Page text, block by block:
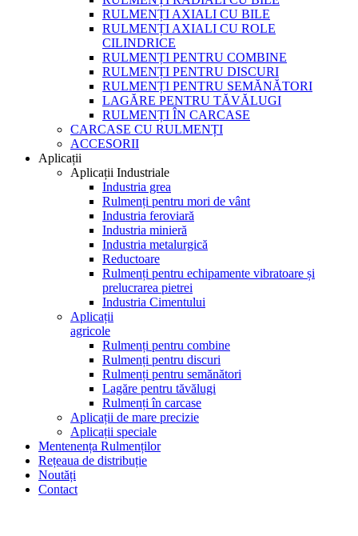
RULMENȚI AXIALI CU BILE
RULMENȚI AXIALI CU ROLE
CILINDRICE
RULMENȚI PENTRU COMBINE
RULMENȚI PENTRU DISCURI
RULMENȚI PENTRU SEMĂNĂTORI
LAGĂRE PENTRU TĂVĂLUGI
RULMENȚI ÎN CARCASE
CARCASE CU RULMENȚI
ACCESORII
Aplicații
Aplicații Industriale
Industria grea
Rulmenți pentru mori de vânt
Industria feroviară
Industria minieră
Industria metalurgică
Reductoare
Rulmenți pentru echipamente vibratoare și
prelucrarea pietrei
Industria Cimentului
Aplicații
agricole
Rulmenți pentru combine
Rulmenți pentru discuri
Rulmenți pentru semănători
Lagăre pentru tăvălugi
Rulmenți în carcase
Aplicații de mare precizie
Aplicații speciale
Mentenența Rulmenților
Rețeaua de distribuție
Noutăți
Contact